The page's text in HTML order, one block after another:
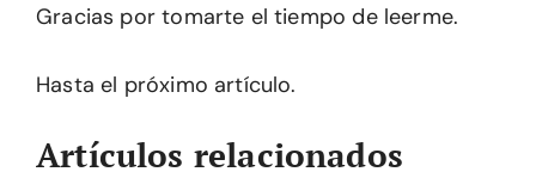
Gracias por tomarte el tiempo de leerme.
Hasta el próximo artículo.
Artículos relacionados